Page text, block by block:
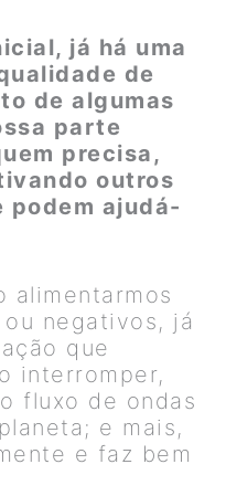
já há uma
de
de algumas
parte
precisa,
outros
podem ajudá-
alimentarmos
negativos, já
que
interromper,
fluxo de ondas
e mais,
e faz bem